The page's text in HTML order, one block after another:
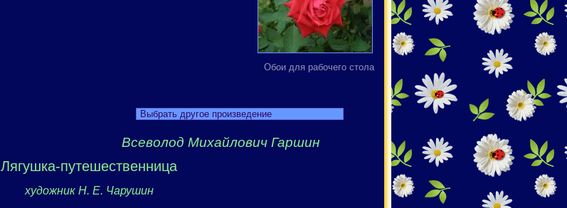
Обои для рабочего стола
Выбрать другое произведение
Всеволод Михайлович Гаршин
Лягушка-путешественница
художник Н. Е. Чарушин